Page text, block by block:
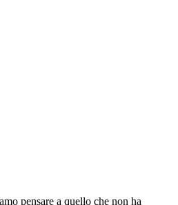
pensare a quello che non ha